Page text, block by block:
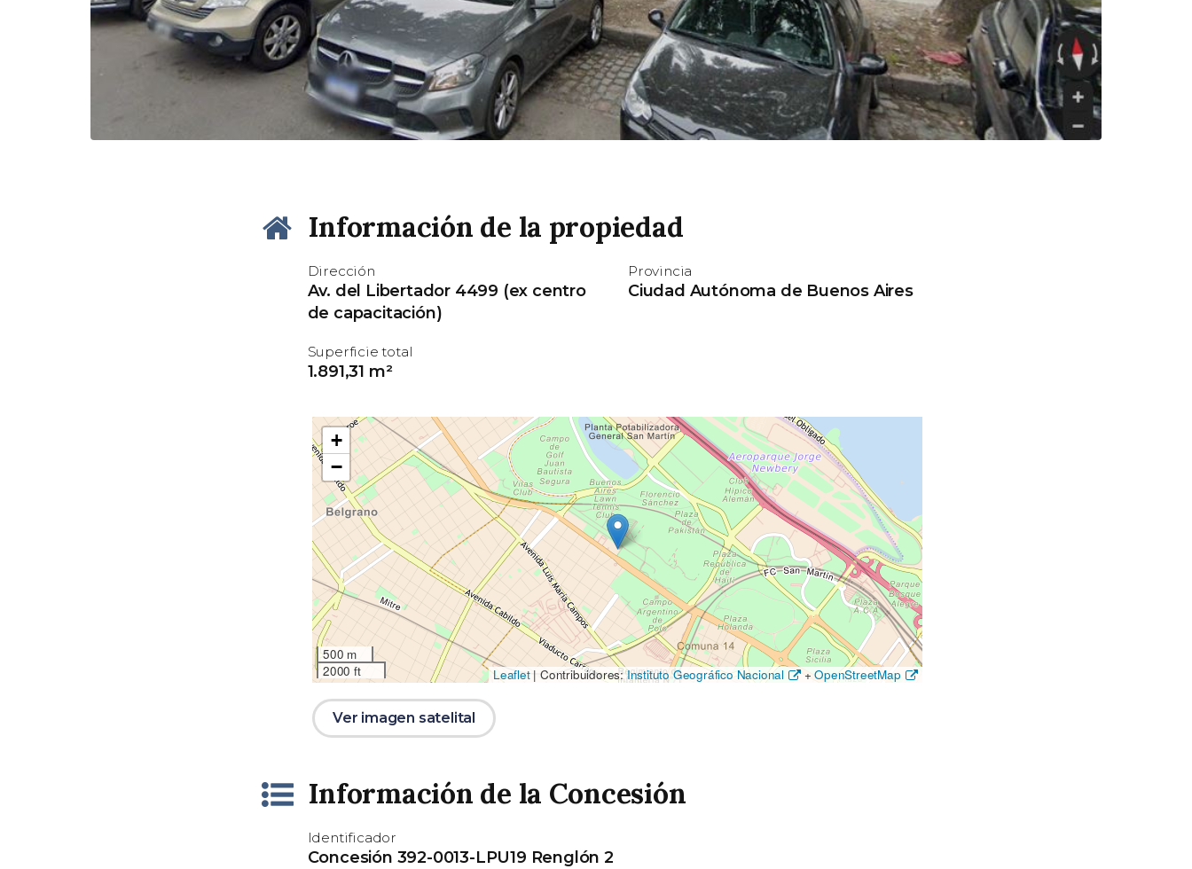
Información de la propiedad
Dirección
Av. del Libertador 4499 (ex centro
de capacitación)
Provincia
Ciudad Autónoma de Buenos Aires
Superficie total
1.891,31 m²
+
−
500 m
2000 ft
Leaflet | Contribuidores:Instituto Geográfico Nacional +OpenStreetMap
Ver imagen satelital
Información de la Concesión
Identificador
Concesión 392-0013-LPU19 Renglón 2